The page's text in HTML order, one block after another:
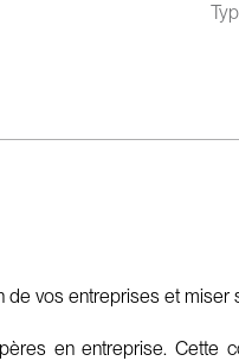
de vos entreprises et
en entreprise.